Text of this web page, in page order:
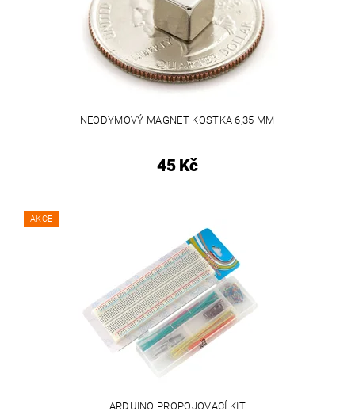
NEODYMOVÝ MAGNET KOSTKA 6,35 MM
45 Kč
AKCE
ARDUINO PROPOJOVACÍ KIT